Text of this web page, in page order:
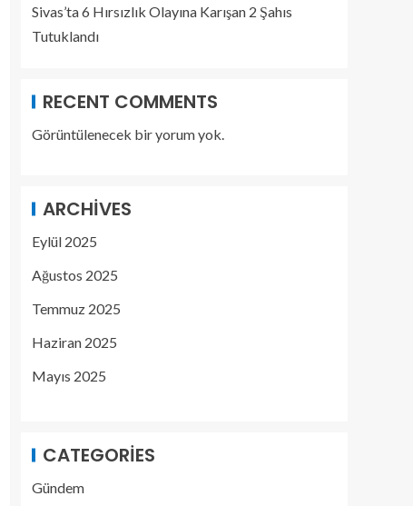
Sivas’ta 6 Hırsızlık Olayına Karışan 2 Şahıs
Tutuklandı
RECENT COMMENTS
Görüntülenecek bir yorum yok.
ARCHIVES
Eylül 2025
Ağustos 2025
Temmuz 2025
Haziran 2025
Mayıs 2025
CATEGORIES
Gündem